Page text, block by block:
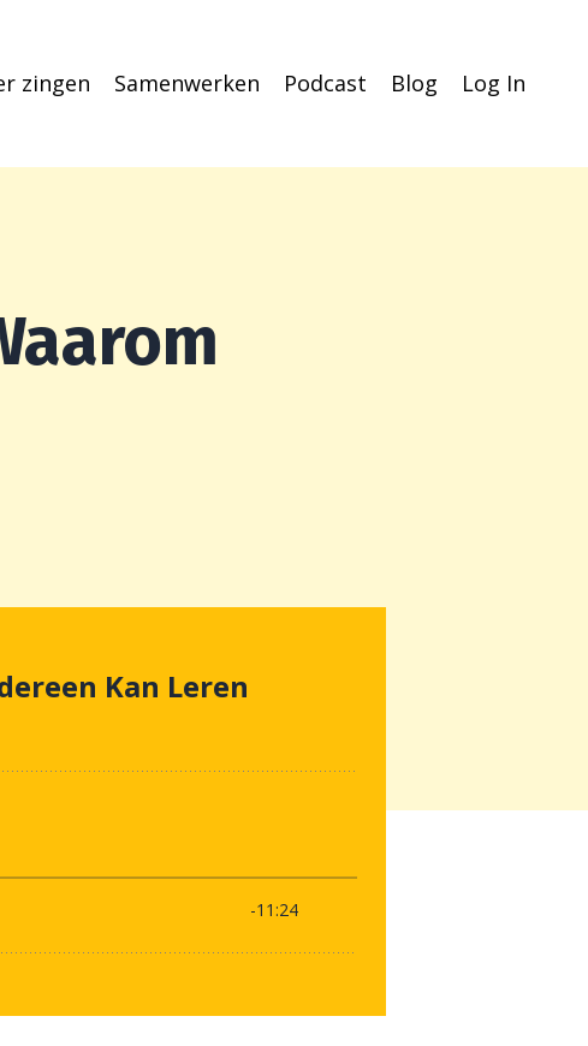
zingen Samenwerken Podcast Blog Log In